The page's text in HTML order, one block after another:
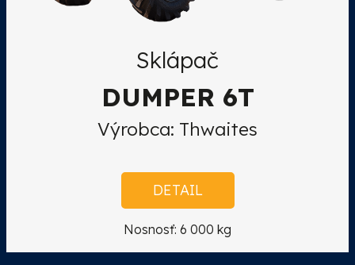
Sklápač
DUMPER 6T
Výrobca: Thwaites
DETAIL
Nosnosť: 6 000 kg